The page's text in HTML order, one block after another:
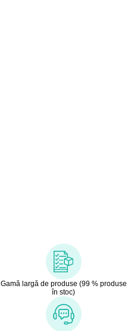
Gamă largă de produse (99 % produse
în stoc)